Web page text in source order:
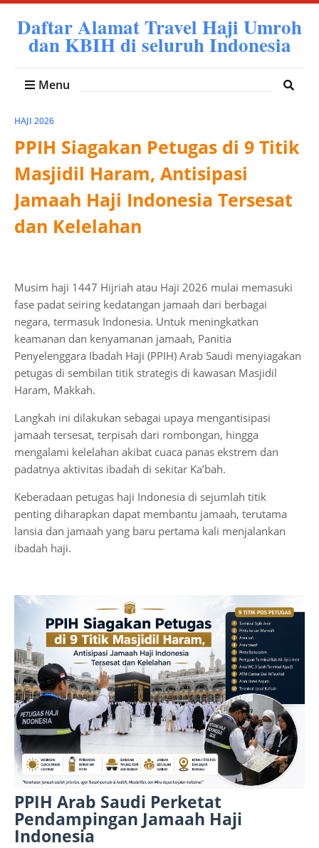
Daftar Alamat Travel Haji Umroh
dan KBIH di seluruh Indonesia
Menu
HAJI 2026
PPIH Siagakan Petugas di 9 Titik
Masjidil Haram, Antisipasi
Jamaah Haji Indonesia Tersesat
dan Kelelahan
Musim haji 1447 Hijriah atau Haji 2026 mulai memasuki
fase padat seiring kedatangan jamaah dari berbagai
negara, termasuk Indonesia. Untuk meningkatkan
keamanan dan kenyamanan jamaah, Panitia
Penyelenggara Ibadah Haji (PPIH) Arab Saudi menyiagakan
petugas di sembilan titik strategis di kawasan Masjidil
Haram, Makkah.
Langkah ini dilakukan sebagai upaya mengantisipasi
jamaah tersesat, terpisah dari rombongan, hingga
mengalami kelelahan akibat cuaca panas ekstrem dan
padatnya aktivitas ibadah di sekitar Ka’bah.
Keberadaan petugas haji Indonesia di sejumlah titik
penting diharapkan dapat membantu jamaah, terutama
lansia dan jamaah yang baru pertama kali menjalankan
ibadah haji.
PPIH Arab Saudi Perketat
Pendampingan Jamaah Haji
Indonesia